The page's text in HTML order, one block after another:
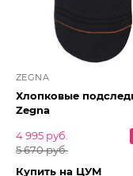
ZEGNA
Хлопковые
Zegna
4 995 руб.
5 670 руб.
Купить на ЦУМ